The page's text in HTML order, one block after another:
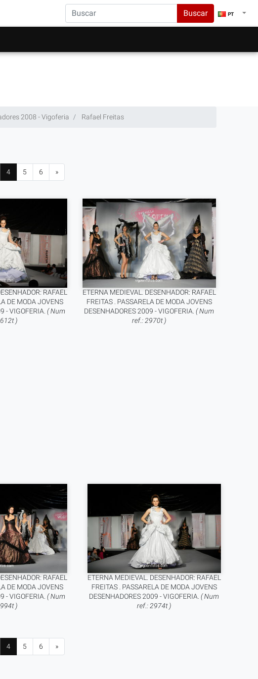
Buscar PT
2008 - Vigoferia Rafael Freitas
4 5 6 »
RAFAEL
DE MODA JOVENS
- VIGOFERIA.( Num
)
ETERNA MEDIEVAL. DESENHADOR: RAFAEL
FREITAS . PASSARELA DE MODA JOVENS
DESENHADORES 2009 - VIGOFERIA.( Num
ref.: 2970t )
RAFAEL
DE MODA JOVENS
- VIGOFERIA.( Num
)
ETERNA MEDIEVAL. DESENHADOR: RAFAEL
FREITAS . PASSARELA DE MODA JOVENS
DESENHADORES 2009 - VIGOFERIA.( Num
ref.: 2974t )
4 5 6 »